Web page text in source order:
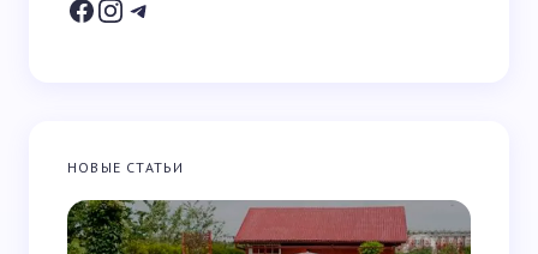
Ваш вопрос *
Запомнить имя и email для следующих
комментариев
НОВЫЕ СТАТЬИ